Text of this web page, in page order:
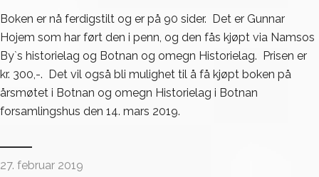
Boken er nå ferdigstilt og er på 90 sider. Det er Gunnar
Hojem som har ført den i penn, og den fås kjøpt via Namsos
By`s historielag og Botnan og omegn Historielag. Prisen er
kr. 300,-. Det vil også bli mulighet til å få kjøpt boken på
årsmøtet i Botnan og omegn Historielag i Botnan
forsamlingshus den 14. mars 2019.
27. februar 2019